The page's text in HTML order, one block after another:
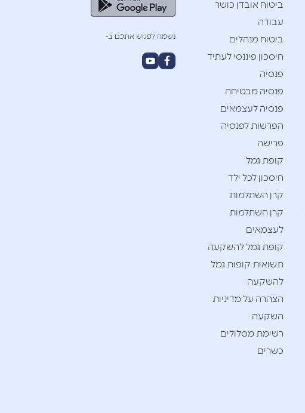
ביטוח אובדן כושר
עבודה
ביטוח מנהלים
חיסכון פיננסי לעתיד
פנסיה
פנסיה מבטיחה
פנסיה לעצמאים
הפרשות לפנסיה
פרישה
קופת גמל
חיסכון לכל ילד
קרן השתלמות
קרן השתלמות
לעצמאים
קופת גמל להשקעה
תשואות קופות גמל
להשקעה
הצהרה על מדיניות
השקעה
רשימת מסלולים
כשרים
נשמח לפגוש אתכם ב-